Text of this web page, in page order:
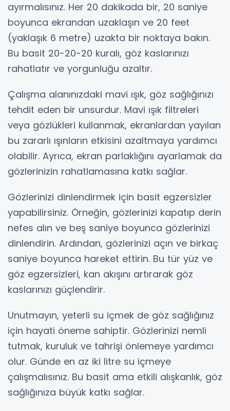
ayırmalısınız. Her 20 dakikada bir, 20 saniye
boyunca ekrandan uzaklaşın ve 20 feet
(yaklaşık 6 metre) uzakta bir noktaya bakın.
Bu basit 20-20-20 kuralı, göz kaslarınızı
rahatlatır ve yorgunluğu azaltır.
Çalışma alanınızdaki mavi ışık, göz sağlığınızı
tehdit eden bir unsurdur. Mavi ışık filtreleri
veya gözlükleri kullanmak, ekranlardan yayılan
bu zararlı ışınların etkisini azaltmaya yardımcı
olabilir. Ayrıca, ekran parlaklığını ayarlamak da
gözlerinizin rahatlamasına katkı sağlar.
Gözlerinizi dinlendirmek için basit egzersizler
yapabilirsiniz. Örneğin, gözlerinizi kapatıp derin
nefes alın ve beş saniye boyunca gözlerinizi
dinlendirin. Ardından, gözlerinizi açın ve birkaç
saniye boyunca hareket ettirin. Bu tür yüz ve
göz egzersizleri, kan akışını artırarak göz
kaslarınızı güçlendirir.
Unutmayın, yeterli su içmek de göz sağlığınız
için hayati öneme sahiptir. Gözlerinizi nemli
tutmak, kuruluk ve tahrişi önlemeye yardımcı
olur. Günde en az iki litre su içmeye
çalışmalısınız. Bu basit ama etkili alışkanlık, göz
sağlığınıza büyük katkı sağlar.